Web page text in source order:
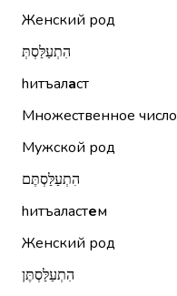
Женский род
הִתְעַלַּסְתְּ
hитъаласт
Множественное число
Мужской род
הִתְעַלַּסְתֶּם
hитъаластем
Женский род
הִתְעַלַּסְתֶּן